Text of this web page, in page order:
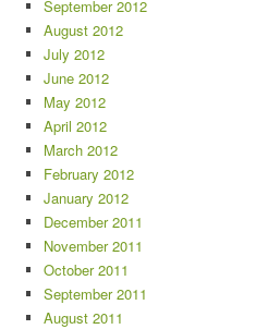
September 2012
August 2012
July 2012
June 2012
May 2012
April 2012
March 2012
February 2012
January 2012
December 2011
November 2011
October 2011
September 2011
August 2011